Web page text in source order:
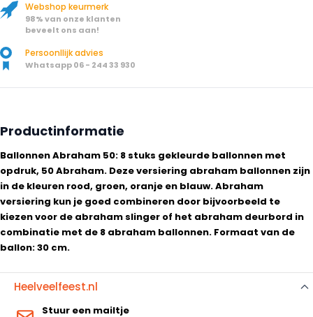
Webshop keurmerk
98% van onze klanten
beveelt ons aan!
Persoonllijk advies
Whatsapp 06 - 244 33 930
Productinformatie
Ballonnen Abraham 50: 8 stuks gekleurde ballonnen met
opdruk, 50 Abraham. Deze versiering abraham ballonnen zijn
in de kleuren rood, groen, oranje en blauw. Abraham
versiering kun je goed combineren door bijvoorbeeld te
kiezen voor de abraham slinger of het abraham deurbord in
combinatie met de 8 abraham ballonnen. Formaat van de
ballon: 30 cm.
Heelveelfeest.nl
Stuur een mailtje